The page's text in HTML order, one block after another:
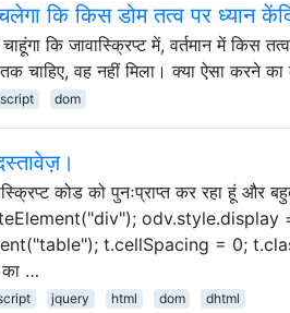
कि किस डोम तत्व पर ध्यान
कि जावास्क्रिप्ट में, वर्तमान में किस
चाहिए, वह नहीं मिला। क्या ऐसा करने
dom
कोड को पुनःप्राप्त कर रहा हूं
t.cellSpacing = 0;
का …
jquery html dom dhtml